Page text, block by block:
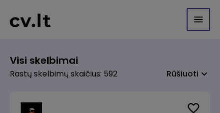
Visi skelbimai
Rastų skelbimų skaičius: 592 Rūšiuoti